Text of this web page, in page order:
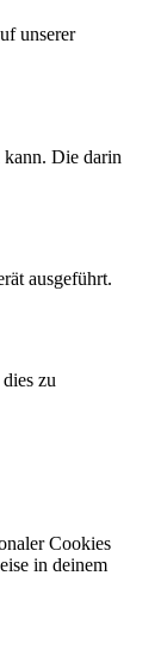
unserer
kann. Die darin
ausgeführt.
zu
Cookies
in deinem